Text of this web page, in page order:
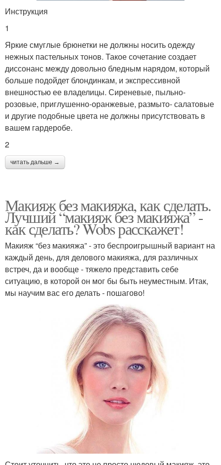
Инструкция
1
Яркие смуглые брюнетки не должны носить одежду
нежных пастельных тонов. Такое сочетание создает
диссонанс между довольно бледным нарядом, который
больше подойдет блондинкам, и экспрессивной
внешностью ее владелицы. Сиреневые, пыльно-
розовые, приглушенно-оранжевые, размыто- салатовые
и другие подобные цвета не должны присутствовать в
вашем гардеробе.
2
читать дальше →
Макияж без макияжа, как сделать.
Лучший “макияж без макияжа” -
как сделать? Wobs расскажет!
Макияж “без макияжа” - это беспроигрышный вариант на
каждый день, для делового макияжа, для различных
встреч, да и вообще - тяжело представить себе
ситуацию, в которой он мог бы быть неуместным. Итак,
мы научим вас его делать - пошагово!